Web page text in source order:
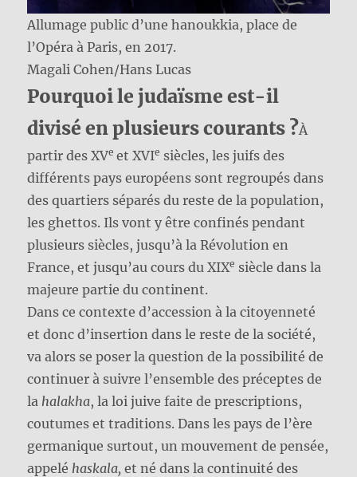
Allumage public d’une hanoukkia, place de
l’Opéra à Paris, en 2017.
Magali Cohen/Hans Lucas
Pourquoi le judaïsme est-il
divisé en plusieurs courants ?À
partir des XVe et XVIe siècles, les juifs des
différents pays européens sont regroupés dans
des quartiers séparés du reste de la population,
les ghettos. Ils vont y être confinés pendant
plusieurs siècles, jusqu’à la Révolution en
France, et jusqu’au cours du XIXe siècle dans la
majeure partie du continent.
Dans ce contexte d’accession à la citoyenneté
et donc d’insertion dans le reste de la société,
va alors se poser la question de la possibilité de
continuer à suivre l’ensemble des préceptes de
la halakha, la loi juive faite de prescriptions,
coutumes et traditions. Dans les pays de l’ère
germanique surtout, un mouvement de pensée,
appelé haskala, et né dans la continuité des